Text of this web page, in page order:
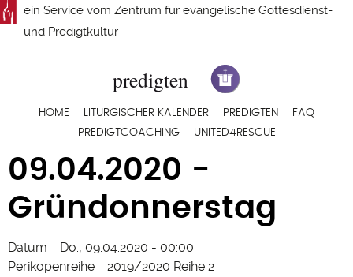
Direkt
zum
ein Service vom Zentrum für evangelische Gottesdienst-
und Predigtkultur
Hauptnavigation
HOME LITURGISCHER KALENDER PREDIGTEN
FAQ
PREDIGTCOACHING
UNITED4RESCUE
09.04.2020 -
Gründonnerstag
Datum
Do., 09.04.2020 - 00:00
Perikopenreihe
2019/2020 Reihe 2